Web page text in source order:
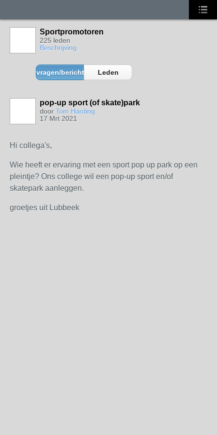
Sportpromotoren
225 leden
Beschrijving
vragen/berichten Leden
pop-up sport (of skate)park
door Tom Harding
17 Mrt 2021
Hi collega's,
Wie heeft er ervaring met een sport pop up park op een
pleintje? Ons college wil een pop-up sport en/of
skatepark aanleggen.
groetjes uit Lubbeek